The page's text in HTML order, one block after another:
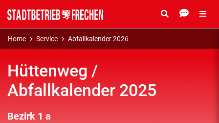
Home Service Abfallkalender 2026
Hüttenweg /
Abfallkalender 2025
Bezirk 1 a